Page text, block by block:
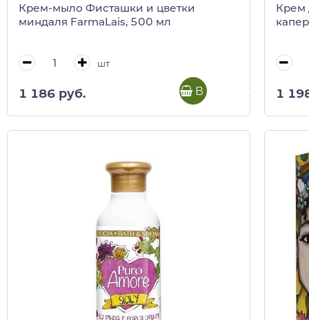
Крем-мыло Фисташки и цветки
миндаля FarmaLais, 500 мл
шт
1 186 руб. В корзину
Крем
1